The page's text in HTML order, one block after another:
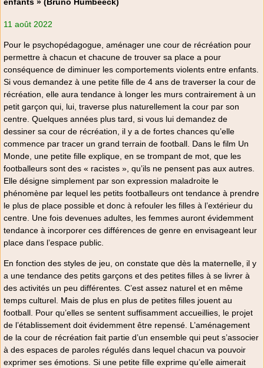
enfants » (Bruno Humbeeck)
11 août 2022
Pour le psychopédagogue, aménager une cour de récréation pour
permettre à chacun et chacune de trouver sa place a pour
conséquence de diminuer les comportements violents entre enfants.
Si vous demandez à une petite fille de 4 ans de traverser la cour de
récréation, elle aura tendance à longer les murs contrairement à un
petit garçon qui, lui, traverse plus naturellement la cour par son
centre. Quelques années plus tard, si vous lui demandez de
dessiner sa cour de récréation, il y a de fortes chances qu’elle
commence par tracer un grand terrain de football. Dans le film Un
Monde, une petite fille explique, en se trompant de mot, que les
footballeurs sont des « racistes », qu’ils ne pensent pas aux autres.
Elle désigne simplement par son expression maladroite le
phénomène par lequel les petits footballeurs ont tendance à prendre
le plus de place possible et donc à refouler les filles à l’extérieur du
centre. Une fois devenues adultes, les femmes auront évidemment
tendance à incorporer ces différences de genre en envisageant leur
place dans l’espace public.
En fonction des styles de jeu, on constate que dès la maternelle, il y
a une tendance des petits garçons et des petites filles à se livrer à
des activités un peu différentes. C’est assez naturel et en même
temps culturel. Mais de plus en plus de petites filles jouent au
football. Pour qu’elles se sentent suffisamment accueillies, le projet
de l’établissement doit évidemment être repensé. L’aménagement
de la cour de récréation fait partie d’un ensemble qui peut s’associer
à des espaces de paroles régulés dans lequel chacun va pouvoir
exprimer ses émotions. Si une petite fille exprime qu’elle aimerait